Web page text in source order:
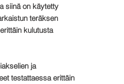
siinä on käytetty
teräksen
kulutusta
ja
testattaessa erittäin